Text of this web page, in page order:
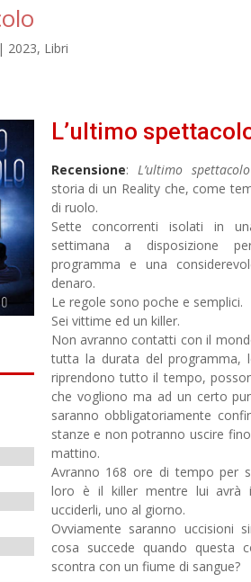
| 2023, Libri
L’ultimo
Recensione: L’ultimo spettacolo
storia di un Reality che, come
di ruolo.
Sette concorrenti isolati in
settimana a disposizione
programma e una
denaro.
Le regole sono poche e semplici.
Sei vittime ed un killer.
Non avranno contatti con il
tutta la durata del programma,
riprendono tutto il tempo,
che vogliono ma ad un certo
saranno obbligatoriamente
stanze e non potranno uscire
mattino.
Avranno 168 ore di tempo per
loro è il killer mentre lui avrà
ucciderli, uno al giorno.
Ovviamente saranno uccisioni
cosa succede quando questa
scontra con un fiume di sangue?